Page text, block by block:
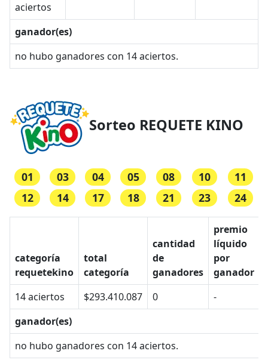
aciertos
ganador(es)
no hubo ganadores con 14 aciertos.
Sorteo REQUETE KINO
01 03 04 05 08 10
11
12
14 17 18 21 23 24
categoría
requetekino
total
categoría
cantidad
de
ganadores
premio
líquido
por
ganador
14 aciertos
$293.410.087 0
-
ganador(es)
no hubo ganadores con 14 aciertos.